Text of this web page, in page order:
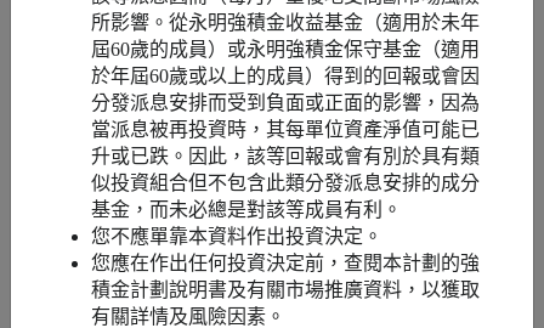
理」投資模式
是
11
成分基金名
永明強積金歐洲股票基金
所影響。從永明強積金收益基金（適用於未年
屆60歲的成員）或永明強積金保守基金（適用
於年屆60歲或以上的成員）得到的回報或會因
分發派息安排而受到負面或正面的影響，因為
當派息被再投資時，其每單位資產淨值可能已
升或已跌。因此，該等回報或會有別於具有類
似投資組合但不包含此類分發派息安排的成分
基金，而未必總是對該等成員有利。
您不應單靠本資料作出投資決定。
您應在作出任何投資決定前，查閱本計劃的強
積金計劃說明書及有關市場推廣資料，以獲取
有關詳情及風險因素。